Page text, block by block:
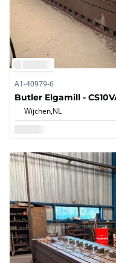
A1-40979-6
Butler Elgamill -
Wijchen,NL